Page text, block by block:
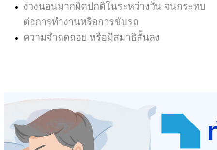
ง่วงนอนมากผิดปกติในระหว่างวัน จนกระทบ
ต่อการทำงานหรือการขับรถ
ความจำถดถอย หรือมีสมาธิสั้นลง